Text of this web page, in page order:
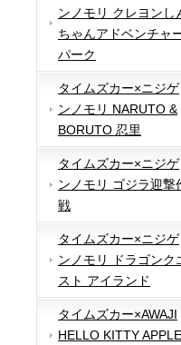
ンノモリ クレヨンし
ちゃんアドベンチャ
パーク
タイムズカー×ニジゲ
ンノモリ NARUTO &
BORUTO 忍里
タイムズカー×ニジゲ
ンノモリ ゴジラ迎撃
戦
タイムズカー×ニジゲ
ンノモリ ドラゴンク
スト アイランド
タイムズカー×AWAJI
HELLO KITTY APPLE